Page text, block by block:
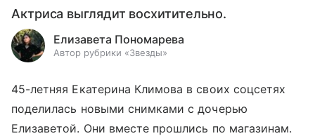
Актриса выглядит восхитительно.
Елизавета Пономарева
Автор рубрики «Звезды»
45-летняя Екатерина Климова в своих соцсетях
поделилась новыми снимками с дочерью
Елизаветой. Они вместе прошлись по магазинам.